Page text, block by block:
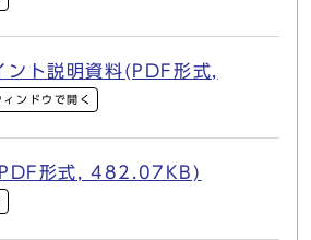
ント説明資料(PDF形式,
ィンドウで開く
形式, 482.07KB)